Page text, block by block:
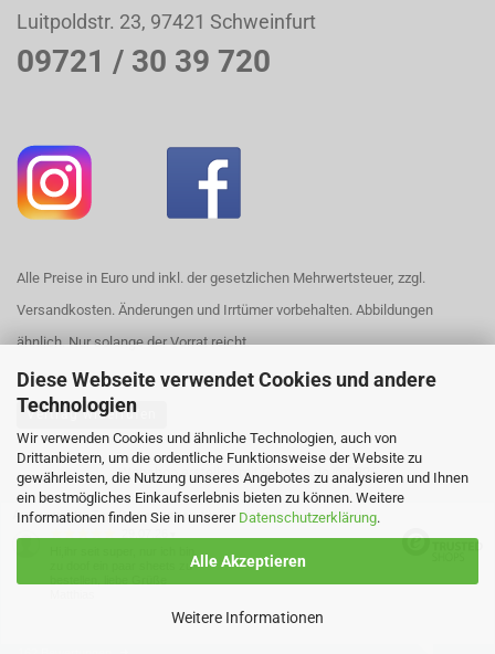
Diese Webseite verwendet Cookies und andere
Technologien
Wir verwenden Cookies und ähnliche Technologien, auch von
Drittanbietern, um die ordentliche Funktionsweise der Website zu
gewährleisten, die Nutzung unseres Angebotes zu analysieren und Ihnen
ein bestmögliches Einkaufserlebnis bieten zu können. Weitere
Informationen finden Sie in unserer Datenschutzerklärung.
Alle Akzeptieren
Weitere Informationen
Luitpoldstr. 23, 97421 Schweinfurt
09721 / 30 39 720
Alle Preise in Euro und inkl. der gesetzlichen Mehrwertsteuer, zzgl.
Versandkosten. Änderungen und Irrtümer vorbehalten. Abbildungen
ähnlich. Nur solange der Vorrat reicht.
Vertrag widerrufen
Webshop erstellenmit Gambio.de © 2026
Ausgewählte Top-Bewertungen für https://www.house420.de
zu doof ein paar sheets zu